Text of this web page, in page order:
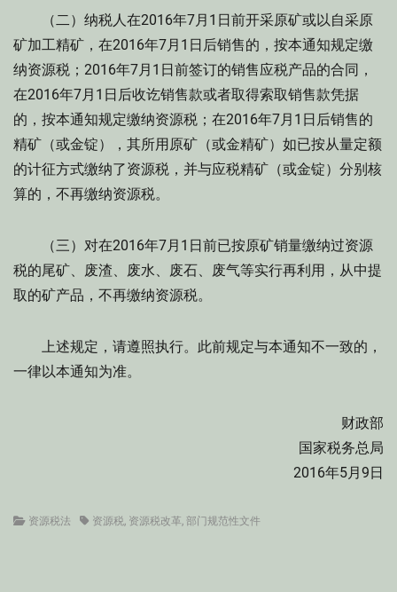
（二）纳税人在2016年7月1日前开采原矿或以自采原
矿加工精矿，在2016年7月1日后销售的，按本通知规定缴
纳资源税；2016年7月1日前签订的销售应税产品的合同，
在2016年7月1日后收讫销售款或者取得索取销售款凭据
的，按本通知规定缴纳资源税；在2016年7月1日后销售的
精矿（或金锭），其所用原矿（或金精矿）如已按从量定额
的计征方式缴纳了资源税，并与应税精矿（或金锭）分别核
算的，不再缴纳资源税。
（三）对在2016年7月1日前已按原矿销量缴纳过资源
税的尾矿、废渣、废水、废石、废气等实行再利用，从中提
取的矿产品，不再缴纳资源税。
上述规定，请遵照执行。此前规定与本通知不一致的，
一律以本通知为准。
财政部
国家税务总局
2016年5月9日
Categories
资源税法 Tags资源税, 资源税改革, 部门规范性文件